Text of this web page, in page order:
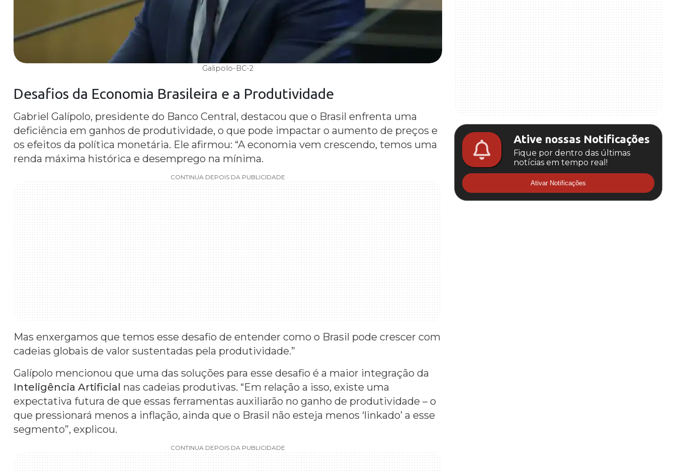
Galipolo-BC-2
Desafios da Economia Brasileira e a Produtividade
Gabriel Galípolo, presidente do Banco Central, destacou que o Brasil enfrenta uma
deficiência em ganhos de produtividade, o que pode impactar o aumento de preços e
os efeitos da política monetária. Ele afirmou: “A economia vem crescendo, temos uma
renda máxima histórica e desemprego na mínima.
CONTINUA DEPOIS DA PUBLICIDADE
Mas enxergamos que temos esse desafio de entender como o Brasil pode crescer com
cadeias globais de valor sustentadas pela produtividade.”
Galípolo mencionou que uma das soluções para esse desafio é a maior integração da
Inteligência Artificial nas cadeias produtivas. “Em relação a isso, existe uma
expectativa futura de que essas ferramentas auxiliarão no ganho de produtividade – o
que pressionará menos a inflação, ainda que o Brasil não esteja menos ‘linkado’ a esse
segmento”, explicou.
CONTINUA DEPOIS DA PUBLICIDADE
Ative nossas Notificações
Fique por dentro das últimas
notícias em tempo real!
Ativar Notificações